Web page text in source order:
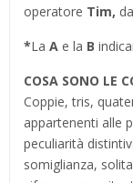
operatore Tim,
*La A e la B
COSA SONO LE
Coppie, tris,
appartenenti alle
peculiarità
somiglianza,